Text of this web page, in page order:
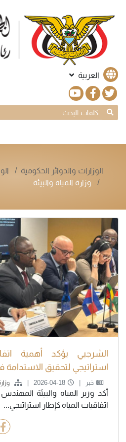
العربية
الوزارات والدوائر الحكومية
وزارة المياه والبيئة
الشرجبي يؤكد أهمية
استراتيجي لتحقيق الاستدامة
خبر 2026-04-18
أكد وزير المياه والبيئة
اتفاقيات المياه كإطار استراتيجي...